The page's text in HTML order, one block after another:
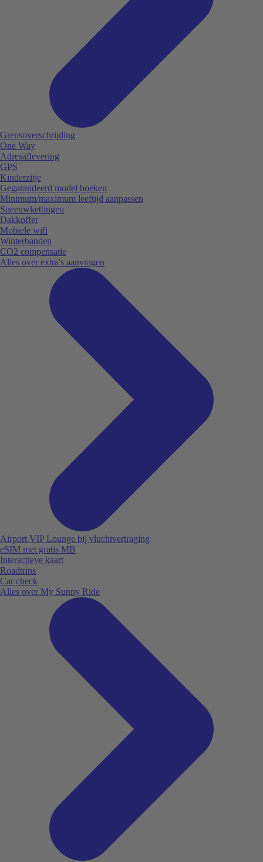
Grensoverschrijding
One Way
Adresaflevering
GPS
Kinderzitje
Gegarandeerd model boeken
Minimum/maximum leeftijd aanpassen
Sneeuwkettingen
Dakkoffer
Mobiele wifi
Winterbanden
CO2 compensatie
Alles over extra's aanvragen
Airport VIP Lounge bij vluchtvertraging
eSIM met gratis MB
Interactieve kaart
Roadtrips
Car check
Alles over My Sunny Ride